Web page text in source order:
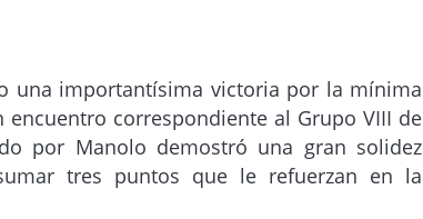
una importantísima victoria por la mínima
correspondiente al Grupo VIII de
por Manolo demostró una gran solidez
tres puntos que le refuerzan en la